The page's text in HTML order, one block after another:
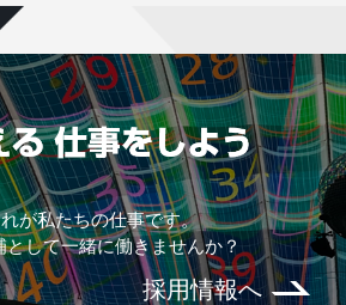
が私たちの仕事です。
して一緒に働きませんか？
採用情報へ